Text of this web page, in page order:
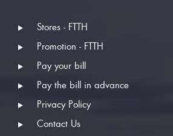
Stores - FTTH
Promotion - FTTH
Pay your bill
Pay the bill in advance
Privacy Policy
Contact Us